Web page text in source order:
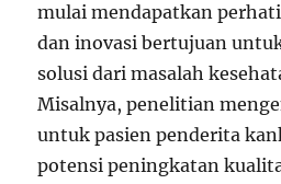
mulai mendapatkan
dan inovasi bertujuan
solusi dari masalah
Misalnya, penelitian
untuk pasien penderita
potensi peningkatan